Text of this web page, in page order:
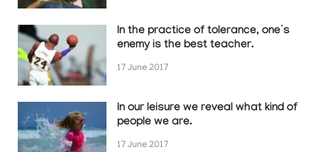
In the practice of tolerance, one’s
enemy is the best teacher.
17 June 2017
In our leisure we reveal what kind of
people we are.
17 June 2017